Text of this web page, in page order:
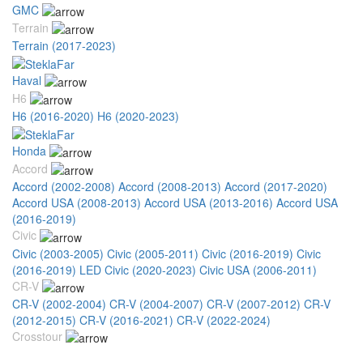
GMC
Terrain
Terrain (2017-2023)
Haval
H6
H6 (2016-2020) H6 (2020-2023)
Honda
Accord
Accord (2002-2008) Accord (2008-2013) Accord (2017-2020)
Accord USA (2008-2013) Accord USA (2013-2016) Accord USA
(2016-2019)
Civic
Civic (2003-2005) Civic (2005-2011) Civic (2016-2019) Civic
(2016-2019) LED Civic (2020-2023) Civic USA (2006-2011)
CR-V
CR-V (2002-2004) CR-V (2004-2007) CR-V (2007-2012) CR-V
(2012-2015) CR-V (2016-2021) CR-V (2022-2024)
Crosstour